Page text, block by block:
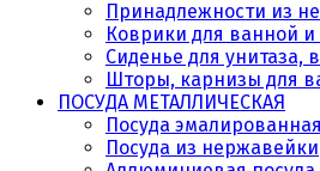
Принадлежности из
Коврики для ванной и
Сиденье для унитаза,
Шторы, карнизы для
ПОСУДА МЕТАЛЛИЧЕСКАЯ
Посуда эмалированная
Посуда из нержавейки